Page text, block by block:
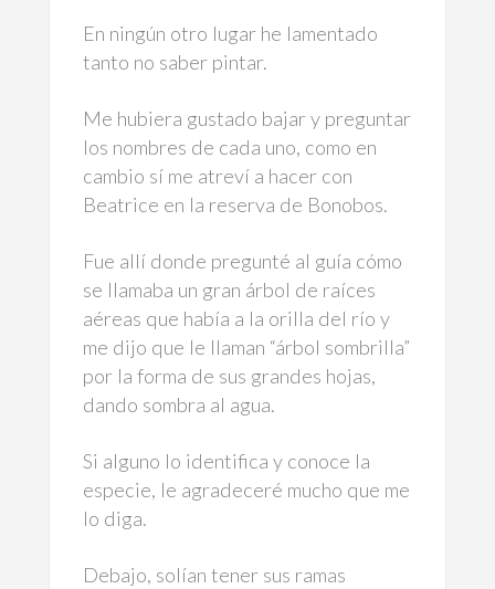
En ningún otro lugar he lamentado
tanto no saber pintar.
Me hubiera gustado bajar y preguntar
los nombres de cada uno, como en
cambio sí me atreví a hacer con
Beatrice en la reserva de Bonobos.
Fue allí donde pregunté al guía cómo
se llamaba un gran árbol de raíces
aéreas que había a la orilla del río y
me dijo que le llaman “árbol sombrilla”
por la forma de sus grandes hojas,
dando sombra al agua.
Si alguno lo identifica y conoce la
especie, le agradeceré mucho que me
lo diga.
Debajo, solían tener sus ramas